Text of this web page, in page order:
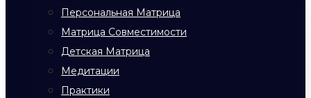
Персональная Матрица
Матрица Совместимости
Детская Матрица
Медитации
Практики